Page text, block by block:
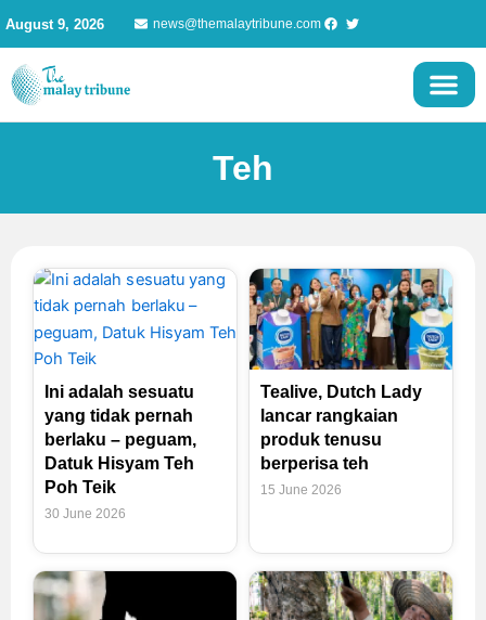
content
August 9, 2026 news@themalaytribune.com
Teh
Ini adalah sesuatu
yang tidak pernah
berlaku – peguam,
Datuk Hisyam Teh
Poh Teik
30 June 2026
Tealive, Dutch Lady
lancar rangkaian
produk tenusu
berperisa teh
15 June 2026
PagePagePage